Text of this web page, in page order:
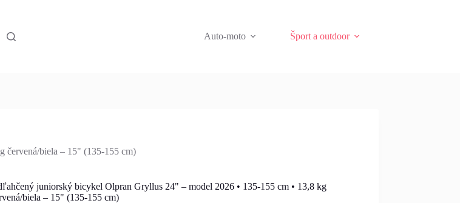
Auto-moto Šport a outdoor
červená/biela – 15" (135-155 cm)
juniorský bicykel Olpran Gryllus 24" – model 2026 • 135-155 cm • 13,8 kg
biela – 15" (135-155 cm)